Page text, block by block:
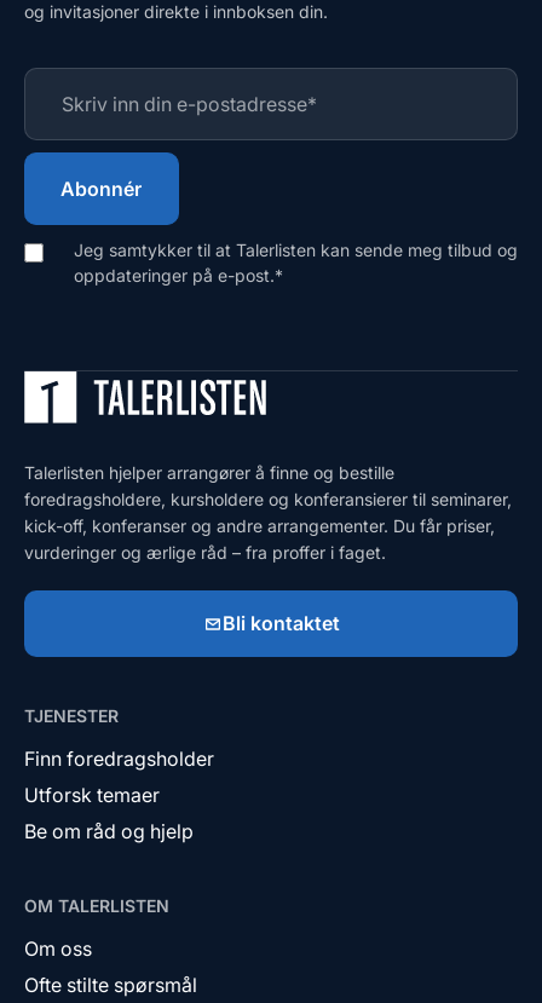
og invitasjoner direkte i innboksen din.
Jeg samtykker til at Talerlisten kan sende meg tilbud og
oppdateringer på e-post.*
Talerlisten hjelper arrangører å finne og bestille
foredragsholdere, kursholdere og konferansierer til seminarer,
kick-off, konferanser og andre arrangementer. Du får priser,
vurderinger og ærlige råd – fra proffer i faget.
Bli kontaktet
TJENESTER
Finn foredragsholder
Utforsk temaer
Be om råd og hjelp
OM TALERLISTEN
Om oss
Ofte stilte spørsmål